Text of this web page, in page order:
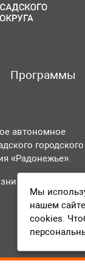
Программы
автономное
городского
«Радонежье».
О.А.
Мы
нашем
cookies.